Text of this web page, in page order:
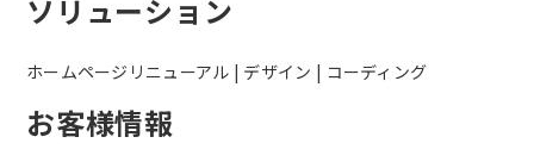
ソリューション
ホームページリニューアル | デザイン | コーディング
お客様情報